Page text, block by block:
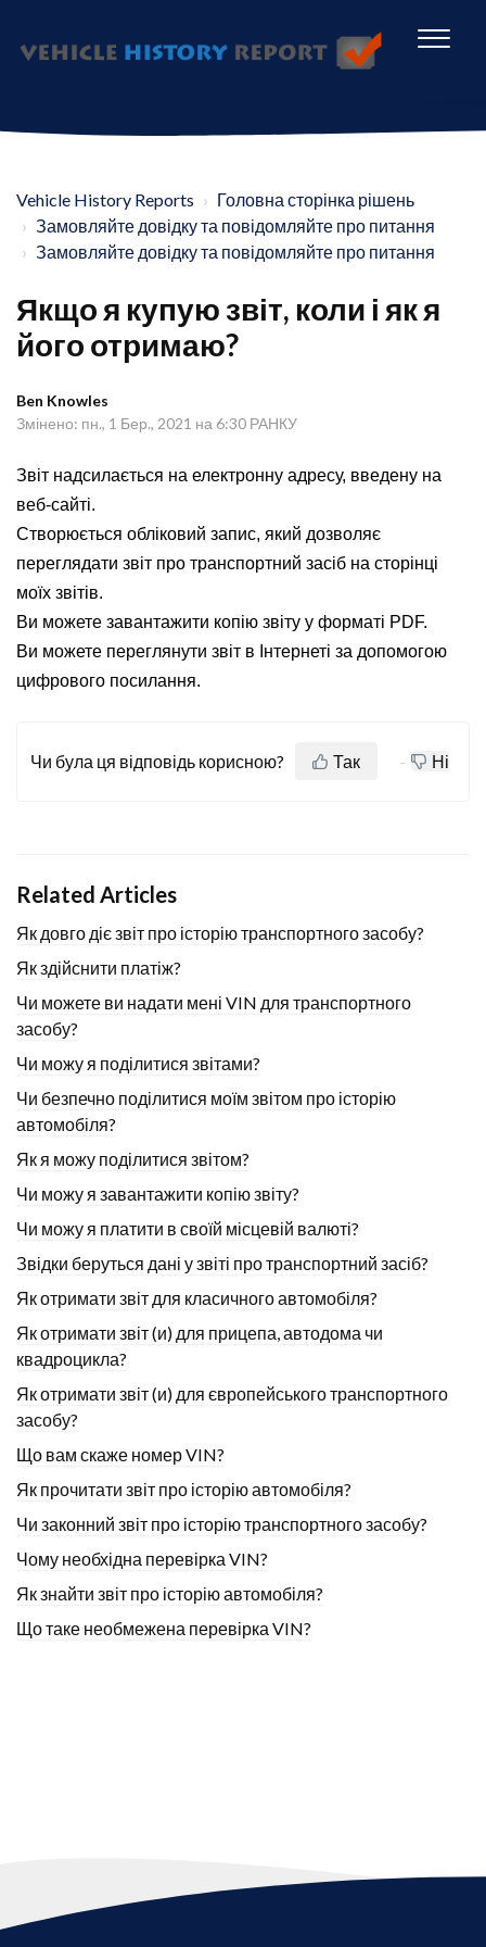
Vehicle History Reports
Головна сторінка рішень
Замовляйте довідку та повідомляйте про питання
Замовляйте довідку та повідомляйте про питання
Якщо я купую звіт, коли і як я
його отримаю?
Ben Knowles
Змінено: пн., 1 Бер., 2021 на 6:30 РАНКУ
Звіт надсилається на електронну адресу, введену на
веб-сайті.
Створюється обліковий запис, який дозволяє
переглядати звіт про транспортний засіб на сторінці
моїх звітів.
Ви можете завантажити копію звіту у форматі PDF.
Ви можете переглянути звіт в Інтернеті за допомогою
цифрового посилання.
Чи була ця відповідь корисною? Так Ні
Related Articles
Як довго діє звіт про історію транспортного засобу?
Як здійснити платіж?
Чи можете ви надати мені VIN для транспортного
засобу?
Чи можу я поділитися звітами?
Чи безпечно поділитися моїм звітом про історію
автомобіля?
Як я можу поділитися звітом?
Чи можу я завантажити копію звіту?
Чи можу я платити в своїй місцевій валюті?
Звідки беруться дані у звіті про транспортний засіб?
Як отримати звіт для класичного автомобіля?
Як отримати звіт (и) для прицепа, автодома чи
квадроцикла?
Як отримати звіт (и) для європейського транспортного
засобу?
Що вам скаже номер VIN?
Як прочитати звіт про історію автомобіля?
Чи законний звіт про історію транспортного засобу?
Чому необхідна перевірка VIN?
Як знайти звіт про історію автомобіля?
Що таке необмежена перевірка VIN?